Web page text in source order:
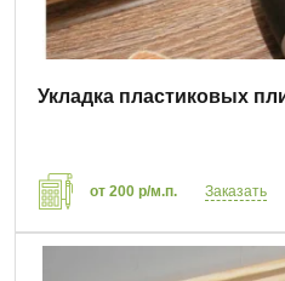
Укладка пластиковых
от 200 р/м.п. Заказать